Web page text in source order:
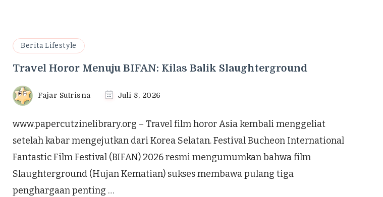
Berita Lifestyle
Travel Horor Menuju BIFAN: Kilas Balik Slaughterground
Fajar Sutrisna Juli 8, 2026
www.papercutzinelibrary.org – Travel film horor Asia kembali menggeliat
setelah kabar mengejutkan dari Korea Selatan. Festival Bucheon International
Fantastic Film Festival (BIFAN) 2026 resmi mengumumkan bahwa film
Slaughterground (Hujan Kematian) sukses membawa pulang tiga
penghargaan penting …